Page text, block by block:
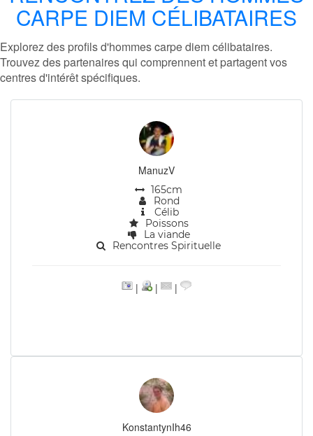
CARPE DIEM CÉLIBATAIRES
Explorez des profils d'hommes carpe diem célibataires.
Trouvez des partenaires qui comprennent et partagent vos
centres d'intérêt spécifiques.
ManuzV
165cm
Rond
Célib
Poissons
La viande
Rencontres Spirituelle
| | |
KonstantynIh46